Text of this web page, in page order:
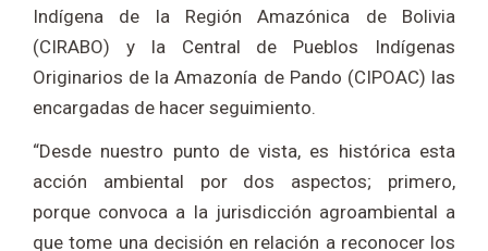
Indígena de la Región Amazónica de Bolivia
(CIRABO) y la Central de Pueblos Indígenas
Originarios de la Amazonía de Pando (CIPOAC) las
encargadas de hacer seguimiento.
“Desde nuestro punto de vista, es histórica esta
acción ambiental por dos aspectos; primero,
porque convoca a la jurisdicción agroambiental a
que tome una decisión en relación a reconocer los